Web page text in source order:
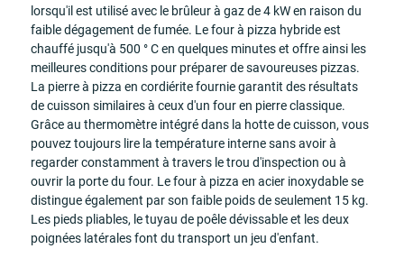
lorsqu'il est utilisé avec le brûleur à gaz de 4 kW en raison du
faible dégagement de fumée. Le four à pizza hybride est
chauffé jusqu'à 500 ° C en quelques minutes et offre ainsi les
meilleures conditions pour préparer de savoureuses pizzas.
La pierre à pizza en cordiérite fournie garantit des résultats
de cuisson similaires à ceux d'un four en pierre classique.
Grâce au thermomètre intégré dans la hotte de cuisson, vous
pouvez toujours lire la température interne sans avoir à
regarder constamment à travers le trou d'inspection ou à
ouvrir la porte du four. Le four à pizza en acier inoxydable se
distingue également par son faible poids de seulement 15 kg.
Les pieds pliables, le tuyau de poêle dévissable et les deux
poignées latérales font du transport un jeu d'enfant.